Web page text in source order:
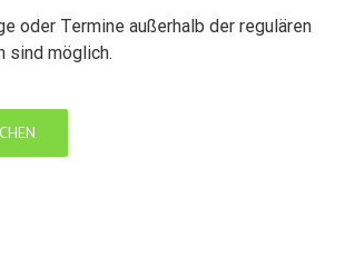
oder Termine außerhalb der regulären
sind möglich.